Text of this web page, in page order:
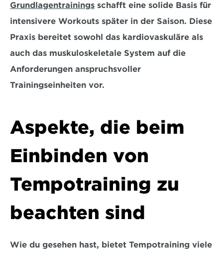
Grundlagentrainings schafft eine solide Basis für
intensivere Workouts später in der Saison. Diese
Praxis bereitet sowohl das kardiovaskuläre als
auch das muskuloskeletale System auf die
Anforderungen anspruchsvoller
Trainingseinheiten vor.
Aspekte, die beim
Einbinden von
Tempotraining zu
beachten sind
Wie du gesehen hast, bietet Tempotraining viele